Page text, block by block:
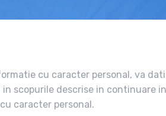
cu caracter personal, va
scopurile descrise in continuare
caracter personal.